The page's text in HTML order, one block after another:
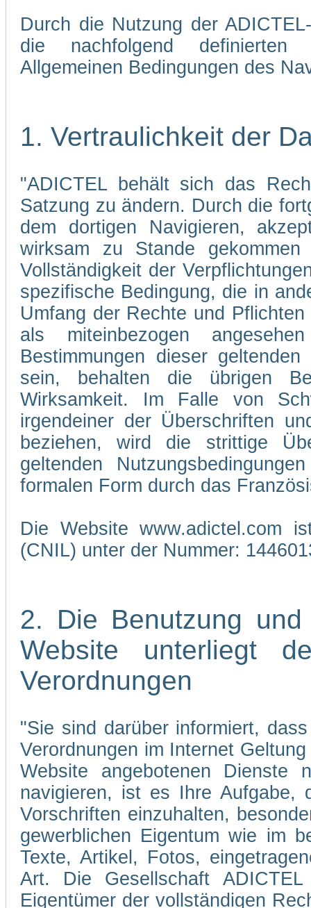
Durch die Nutzung der
die nachfolgend definierten
Allgemeinen Bedingungen des
1. Vertraulichkeit der
"ADICTEL behält sich das
Satzung zu ändern. Durch die
dem dortigen Navigieren,
wirksam zu Stande
Vollständigkeit der
spezifische Bedingung, die in
Umfang der Rechte und
als miteinbezogen
Bestimmungen dieser
sein, behalten die übrigen
Wirksamkeit. Im Falle von
irgendeiner der Überschriften
beziehen, wird die strittige
geltenden
formalen Form durch das
Die Website www.adictel.com
(CNIL) unter der Nummer:
2. Die Benutzung
Website unterliegt
Verordnungen
"Sie sind darüber informiert,
Verordnungen im Internet
Website angebotenen Dienste
navigieren, ist es Ihre Aufgabe,
Vorschriften einzuhalten,
gewerblichen Eigentum wie im
Texte, Artikel, Fotos,
Art. Die Gesellschaft
Eigentümer der vollständigen